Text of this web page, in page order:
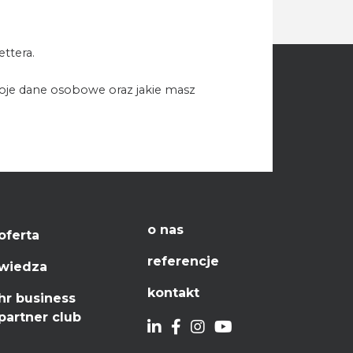
dane osobowe oraz jakie masz
business
club
o nas
referencje
kontakt